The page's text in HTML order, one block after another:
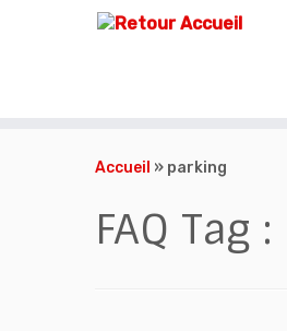
Accueil » parking
FAQ Tag :